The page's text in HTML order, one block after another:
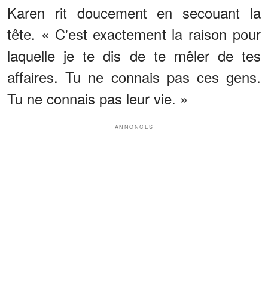
Karen rit doucement en secouant la
tête. « C'est exactement la raison pour
laquelle je te dis de te mêler de tes
affaires. Tu ne connais pas ces gens.
Tu ne connais pas leur vie. »
ANNONCES